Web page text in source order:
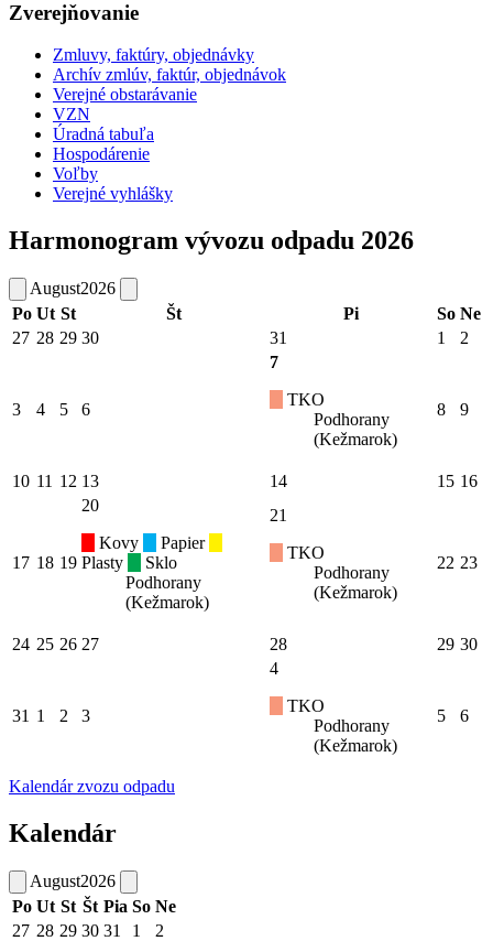
Zverejňovanie
Zmluvy, faktúry, objednávky
Archív zmlúv, faktúr, objednávok
Verejné obstarávanie
VZN
Úradná tabuľa
Hospodárenie
Voľby
Verejné vyhlášky
Harmonogram vývozu odpadu 2026
August2026
Po Ut St Št Pi So Ne
27 28 29 30 31 1 2
3 4 5 6
7
TKO
Podhorany
(Kežmarok)
8 9
10 11 12 13 14 15 16
17 18 19
20
Kovy
Papier
Plasty
Sklo
Podhorany
(Kežmarok)
21
TKO
Podhorany
(Kežmarok)
22 23
24 25 26 27 28 29 30
31 1 2 3
4
TKO
Podhorany
(Kežmarok)
5 6
Kalendár zvozu odpadu
Kalendár
August2026
Po Ut St Št Pia So Ne
27 28 29 30 31 1
2